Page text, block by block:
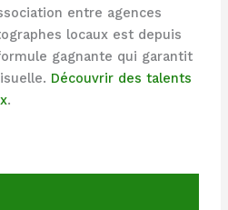
entre agences
locaux est depuis
gagnante qui garantit
Découvrir des talents
.